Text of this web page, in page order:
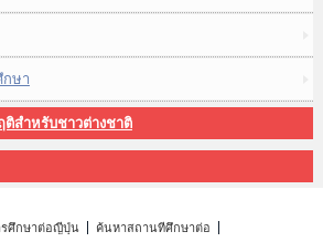
กษา
ติสำหรับชาวต่างชาติ
รศึกษาต่อญี่ปุ่น
ค้นหาสถานที่ศึกษาต่อ